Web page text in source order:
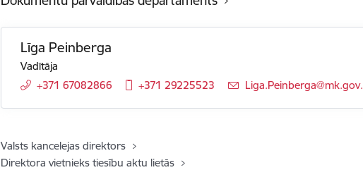
Līga Peinberga
Vadītāja
+371 67082866
+371 29225523 E-pasts:
Valsts kancelejas direktors
Direktora vietnieks tiesību aktu lietās